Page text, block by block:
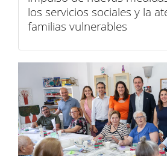
los servicios sociales y la
familias vulnerables